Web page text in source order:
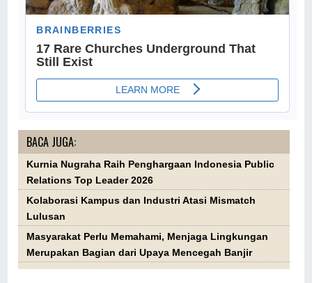
BACA JUGA:
Kurnia Nugraha Raih Penghargaan Indonesia Public
Relations Top Leader 2026
Kolaborasi Kampus dan Industri Atasi Mismatch
Lulusan
Masyarakat Perlu Memahami, Menjaga Lingkungan
Merupakan Bagian dari Upaya Mencegah Banjir